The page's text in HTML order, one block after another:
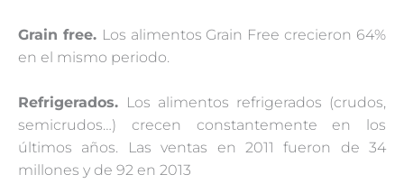
Grain free. Los alimentos Grain Free crecieron 64%
en el mismo periodo.
Refrigerados. Los alimentos refrigerados (crudos,
semicrudos…) crecen constantemente en los
últimos años. Las ventas en 2011 fueron de 34
millones y de 92 en 2013